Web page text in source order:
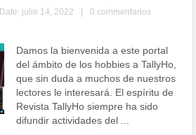
Date: julio 14, 2022
0 commentarios
Damos la bienvenida a este portal
del ámbito de los hobbies a TallyHo,
que sin duda a muchos de nuestros
lectores le interesará. El espíritu de
Revista TallyHo siempre ha sido
difundir actividades del ...